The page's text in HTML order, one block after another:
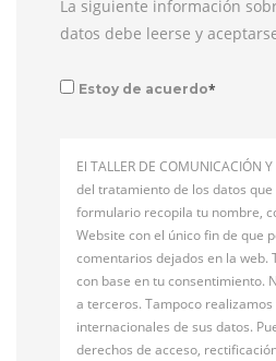
La siguiente información
datos debe leerse y
Estoy de acuerdo*
El TALLER DE COMUNICACIÓN
del tratamiento de los datos
formulario recopila tu nombre,
Website con el único fin de que
comentarios dejados en la web.
con base en tu consentimiento.
a terceros. Tampoco
internacionales de sus datos.
derechos de acceso,